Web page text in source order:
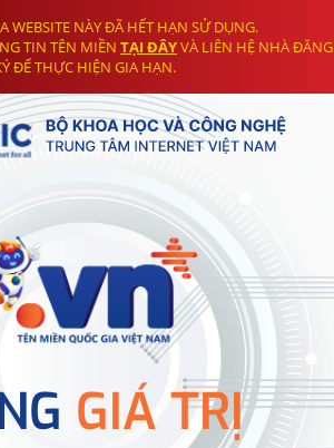
WEBSITE NÀY ĐÃ HẾT HẠN SỬ DỤNG.
TIN TÊN MIỀN TẠI ĐÂYVÀ LIÊN HỆ NHÀ ĐĂNG
ĐỂ THỰC HIỆN GIA HẠN.
GIÁ TRỊ